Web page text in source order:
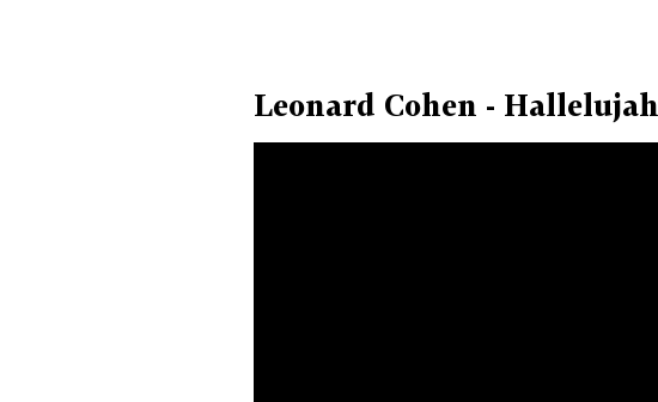
Leonard Cohen - Hallelujah